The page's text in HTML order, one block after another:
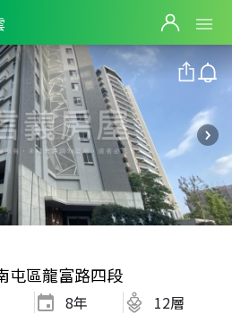
屯區龍富路四段
8年 12層